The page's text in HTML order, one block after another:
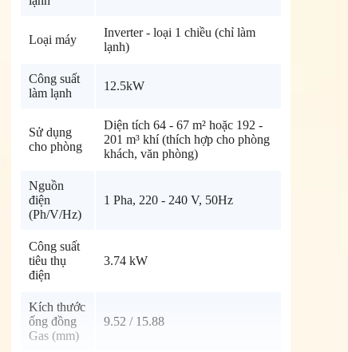
Loại máy
Inverter - loại 1 chiều (chỉ làm
lạnh)
Công suất
làm lạnh
12.5kW
Sử dụng
cho phòng
Diện tích 64 - 67 m² hoặc 192 -
201 m³ khí (thích hợp cho phòng
khách, văn phòng)
Nguồn
điện
(Ph/V/Hz)
1 Pha, 220 - 240 V, 50Hz
Công suất
tiêu thụ
điện
3.74 kW
Kích thước
ống đồng
Gas (mm)
9.52 / 15.88